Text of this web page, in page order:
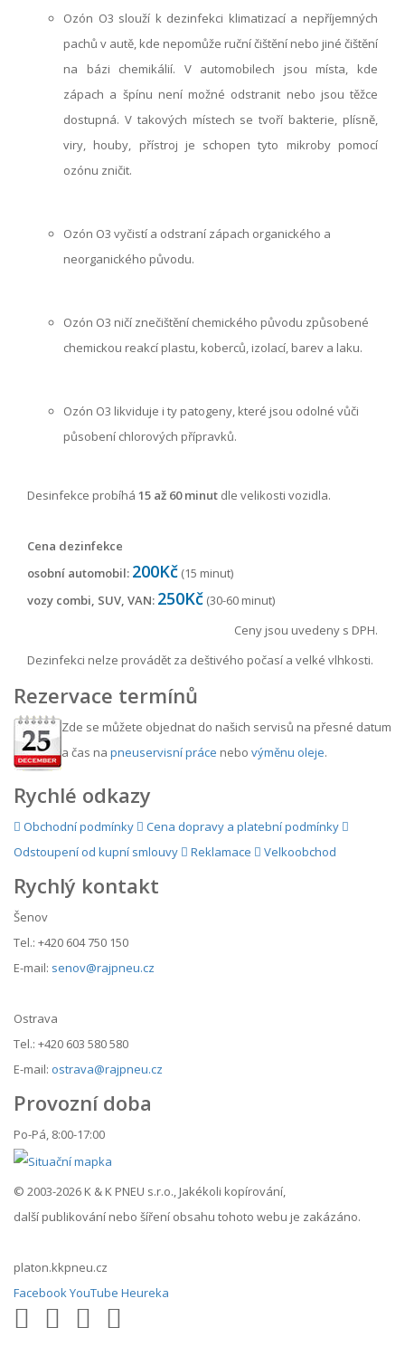
Ozón O3 slouží k dezinfekci klimatizací a nepříjemných
pachů v autě, kde nepomůže ruční čištění nebo jiné čištění
na bázi chemikálií. V automobilech jsou místa, kde
zápach a špínu není možné odstranit nebo jsou těžce
dostupná. V takových místech se tvoří bakterie, plísně,
viry, houby, přístroj je schopen tyto mikroby pomocí
ozónu zničit.
Ozón O3 vyčistí a odstraní zápach organického a
neorganického původu.
Ozón O3 ničí znečištění chemického původu způsobené
chemickou reakcí plastu, koberců, izolací, barev a laku.
Ozón O3 likviduje i ty patogeny, které jsou odolné vůči
působení chlorových přípravků.
Desinfekce probíhá 15 až 60 minut dle velikosti vozidla.
Cena dezinfekce
osobní automobil: 200Kč (15 minut)
vozy combi, SUV, VAN: 250Kč (30-60 minut)
Ceny jsou uvedeny s DPH.
Dezinfekci nelze provádět za deštivého počasí a velké vlhkosti.
Rezervace termínů
Zde se můžete objednat do našich servisů na přesné datum
a čas na pneuservisní práce nebo výměnu oleje.
Rychlé odkazy
Obchodní podmínky
Cena dopravy a platební podmínky
Odstoupení od kupní smlouvy
Reklamace Velkoobchod
Rychlý kontakt
Šenov
Tel.: +420 604 750 150
E-mail: senov@rajpneu.cz
Ostrava
Tel.: +420 603 580 580
E-mail: ostrava@rajpneu.cz
Provozní doba
Po-Pá, 8:00-17:00
© 2003-2026 K & K PNEU s.r.o., Jakékoli kopírování,
další publikování nebo šíření obsahu tohoto webu je zakázáno.
platon.kkpneu.cz
FacebookYouTube Heureka